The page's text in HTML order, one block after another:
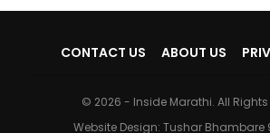
CONTACT US ABOUT US
© 2026 - Inside Marathi. All Rights
Website Design: Tushar Bhambare